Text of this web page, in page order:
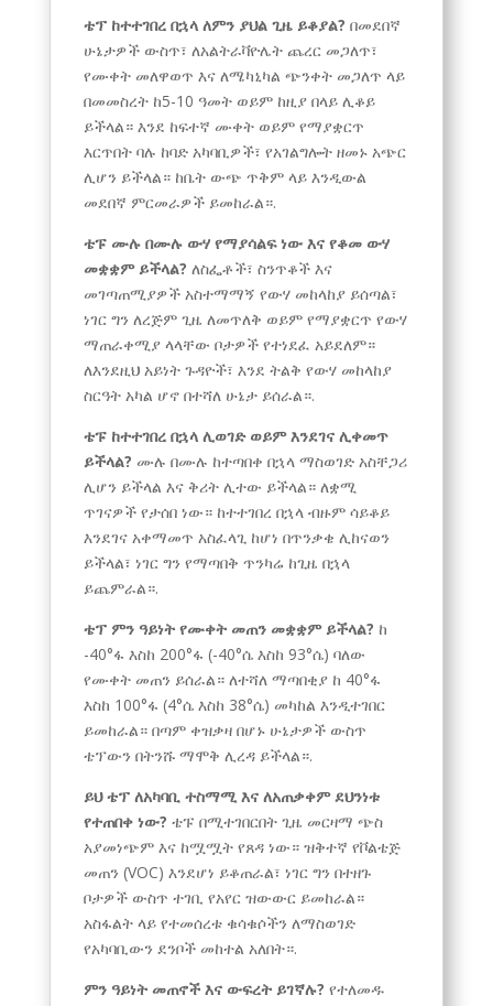
ቴፕ ከተተገበረ በኋላ ለምን ያህል ጊዜ ይቆያል? በመደበኛ
ሁኔታዎች ውስጥ፣ ለአልትራቫዮሌት ጨረር መጋለጥ፣
የሙቀት መለዋወጥ እና ለሜካኒካል ጭንቀት መጋለጥ ላይ
በመመስረት ከ5-10 ዓመት ወይም ከዚያ በላይ ሊቆይ
ይችላል። እንደ ከፍተኛ ሙቀት ወይም የማያቋርጥ
እርጥበት ባሉ ከባድ አካባቢዎች፣ የአገልግሎት ዘመኑ አጭር
ሊሆን ይችላል። ከቤት ውጭ ጥቅም ላይ እንዲውል
መደበኛ ምርመራዎች ይመከራል።.
ቴፑ ሙሉ በሙሉ ውሃ የማያሳልፍ ነው እና የቆመ ውሃ
መቋቋም ይችላል? ለስፌቶች፣ ስንጥቆች እና
መገጣጠሚያዎች አስተማማኝ የውሃ መከላከያ ይሰጣል፣
ነገር ግን ለረጅም ጊዜ ለመጥለቅ ወይም የማያቋርጥ የውሃ
ማጠራቀሚያ ላላቸው ቦታዎች የተነደፈ አይደለም።
ለእንደዚህ አይነት ጉዳዮች፣ እንደ ትልቅ የውሃ መከላከያ
ስርዓት አካል ሆኖ በተሻለ ሁኔታ ይሰራል።.
ቴፑ ከተተገበረ በኋላ ሊወገድ ወይም እንደገና ሊቀመጥ
ይችላል? ሙሉ በሙሉ ከተጣበቀ በኋላ ማስወገድ አስቸጋሪ
ሊሆን ይችላል እና ቅሪት ሊተው ይችላል። ለቋሚ
ጥገናዎች የታሰበ ነው። ከተተገበረ በኋላ ብዙም ሳይቆይ
እንደገና አቀማመጥ አስፈላጊ ከሆነ በጥንቃቄ ሊከናወን
ይችላል፣ ነገር ግን የማጣበቅ ጥንካሬ ከጊዜ በኋላ
ይጨምራል።.
ቴፕ ምን ዓይነት የሙቀት መጠን መቋቋም ይችላል? ከ
-40°ፋ እስከ 200°ፋ (-40°ሴ እስከ 93°ሴ) ባለው
የሙቀት መጠን ይሰራል። ለተሻለ ማጣበቂያ ከ 40°ፋ
እስከ 100°ፋ (4°ሴ እስከ 38°ሴ) መካከል እንዲተገበር
ይመከራል። በጣም ቀዝቃዛ በሆኑ ሁኔታዎች ውስጥ
ቴፕውን በትንሹ ማሞቅ ሊረዳ ይችላል።.
ይህ ቴፕ ለአካባቢ ተስማሚ እና ለአጠቃቀም ደህንነቱ
የተጠበቀ ነው? ቴፑ በሚተገበርበት ጊዜ መርዛማ ጭስ
አያመነጭም እና ከሟሟት የጸዳ ነው። ዝቅተኛ የቮልቴጅ
መጠን (VOC) እንደሆነ ይቆጠራል፣ ነገር ግን በተዘጉ
ቦታዎች ውስጥ ተገቢ የአየር ዝውውር ይመከራል።
አስፋልት ላይ የተመሰረቱ ቁሳቁሶችን ለማስወገድ
የአካባቢውን ደንቦች መከተል አለበት።.
ምን ዓይነት መጠኖች እና ውፍረት ይገኛሉ? የተለመዱ